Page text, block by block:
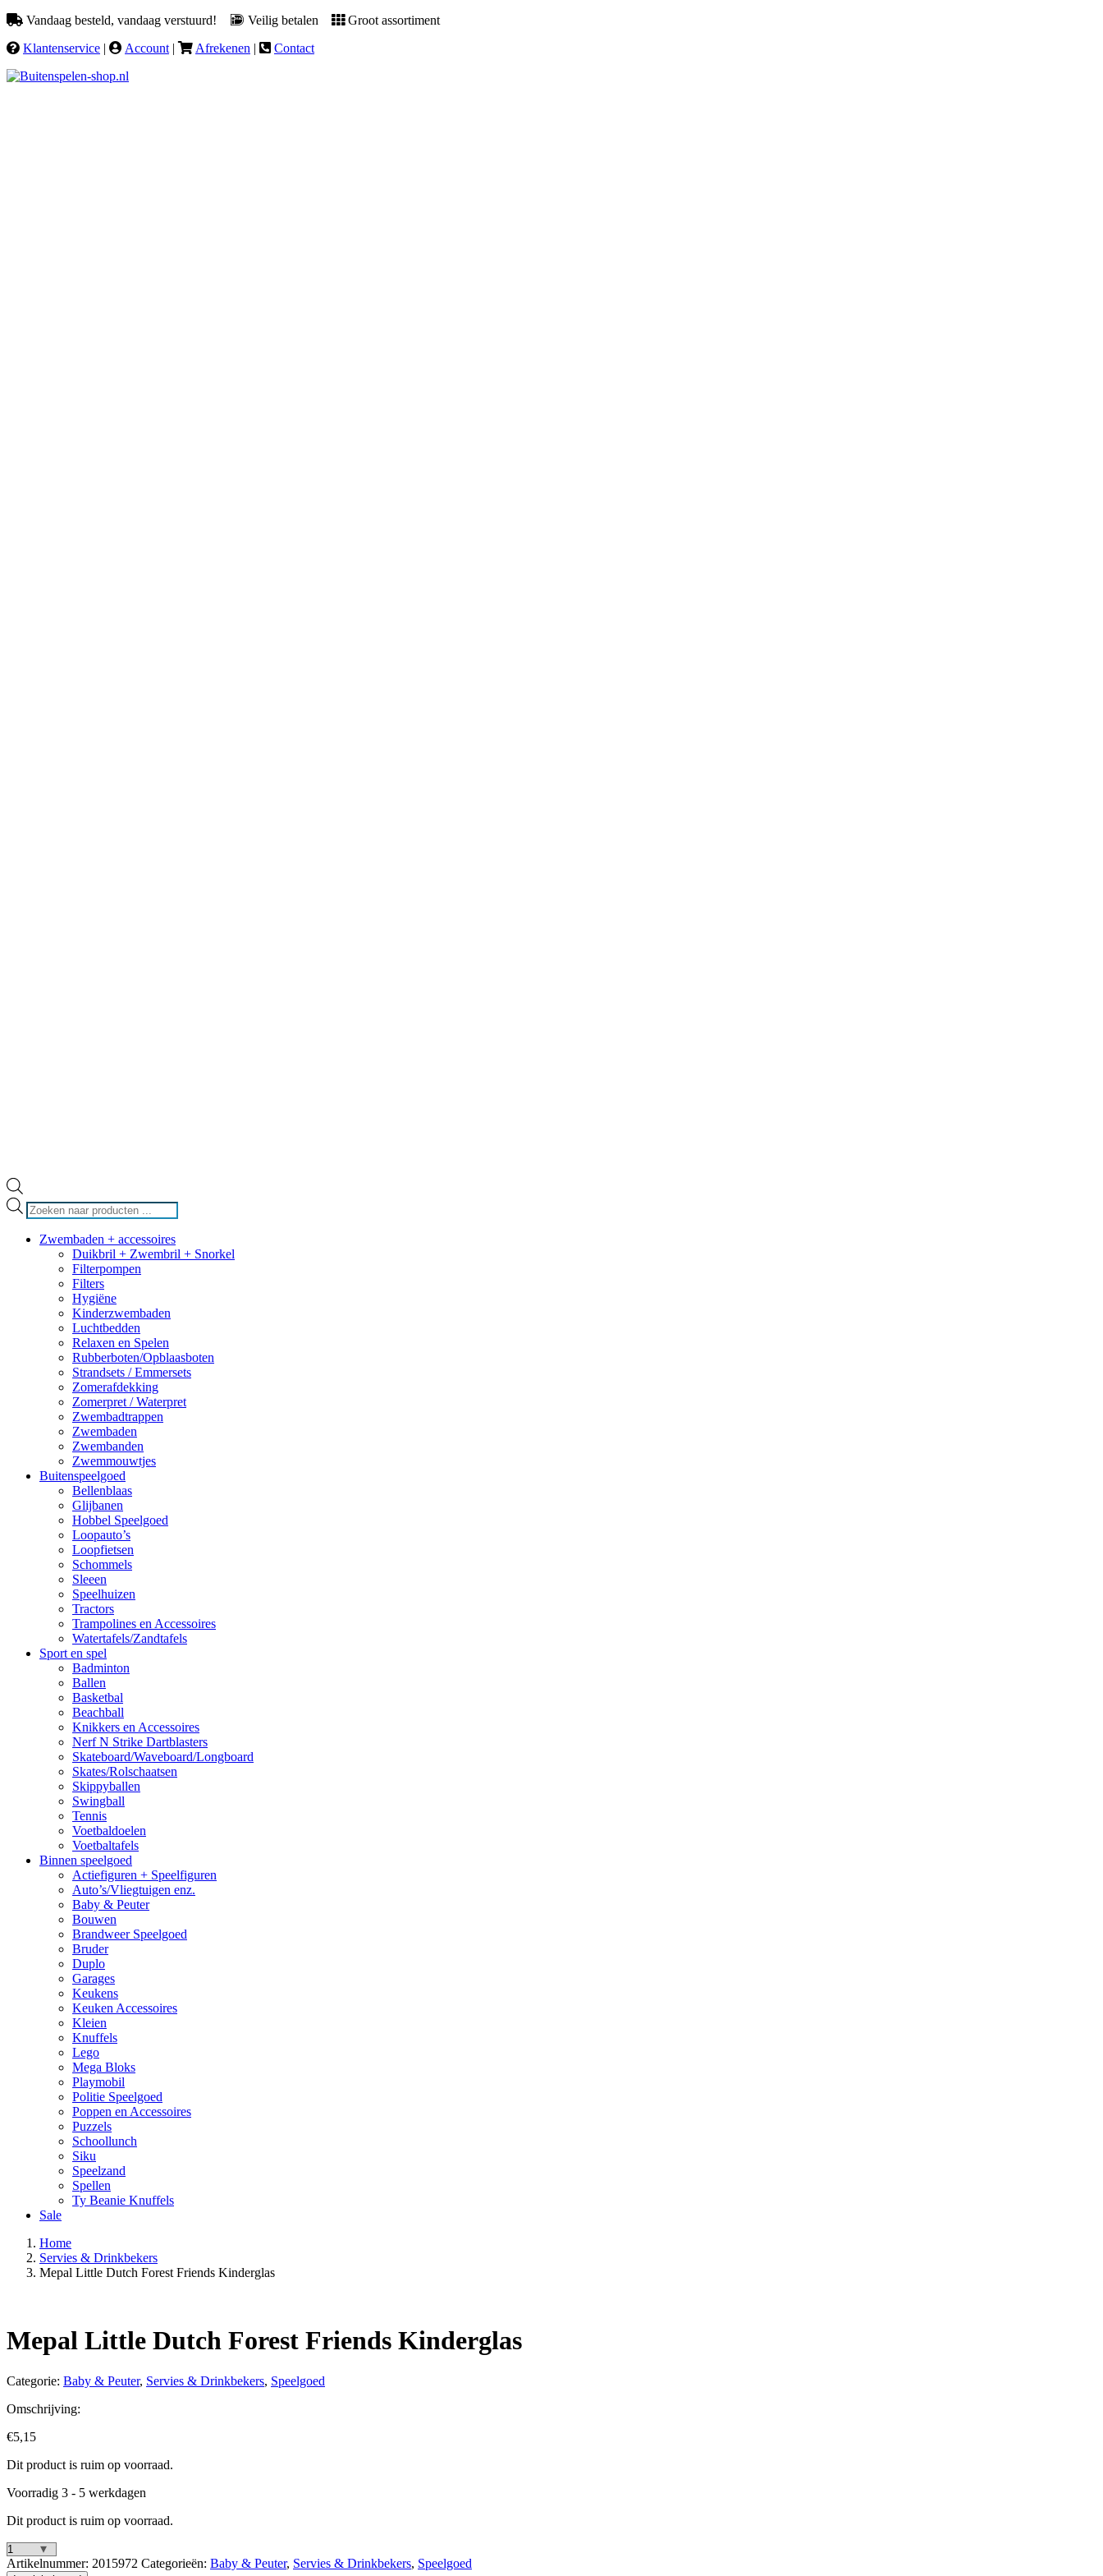
Vandaag besteld, vandaag verstuurd! Veilig betalen
Groot assortiment
Klantenservice | Account | Afrekenen | Contact
Producten
zoeken
Zwembaden + accessoires
Duikbril + Zwembril + Snorkel
Filterpompen
Filters
Hygiëne
Kinderzwembaden
Luchtbedden
Relaxen en Spelen
Rubberboten/Opblaasboten
Strandsets / Emmersets
Zomerafdekking
Zomerpret / Waterpret
Zwembadtrappen
Zwembaden
Zwembanden
Zwemmouwtjes
Buitenspeelgoed
Bellenblaas
Glijbanen
Hobbel Speelgoed
Loopauto’s
Loopfietsen
Schommels
Sleeen
Speelhuizen
Tractors
Trampolines en Accessoires
Watertafels/Zandtafels
Sport en spel
Badminton
Ballen
Basketbal
Beachball
Knikkers en Accessoires
Nerf N Strike Dartblasters
Skateboard/Waveboard/Longboard
Skates/Rolschaatsen
Skippyballen
Swingball
Tennis
Voetbaldoelen
Voetbaltafels
Binnen speelgoed
Actiefiguren + Speelfiguren
Auto’s/Vliegtuigen enz.
Baby & Peuter
Bouwen
Brandweer Speelgoed
Bruder
Duplo
Garages
Keukens
Keuken Accessoires
Kleien
Knuffels
Lego
Mega Bloks
Playmobil
Politie Speelgoed
Poppen en Accessoires
Puzzels
Schoollunch
Siku
Speelzand
Spellen
Ty Beanie Knuffels
Sale
Home
Servies & Drinkbekers
Mepal Little Dutch Forest Friends Kinderglas
Mepal Little Dutch Forest Friends Kinderglas
Categorie: Baby & Peuter, Servies & Drinkbekers, Speelgoed
Omschrijving:
€5,15
Dit product is ruim op voorraad.
Voorradig 3 - 5 werkdagen
Dit product is ruim op voorraad.
Mepal
Little
Artikelnummer: 2015972 Categorieën: Baby & Peuter, Servies & Drinkbekers, Speelgoed